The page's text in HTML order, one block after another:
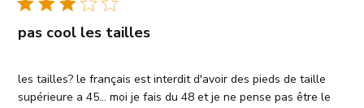
pas cool les tailles
les tailles? le français est interdit d'avoir des pieds de taille
supérieure a 45... moi je fais du 48 et je ne pense pas être le